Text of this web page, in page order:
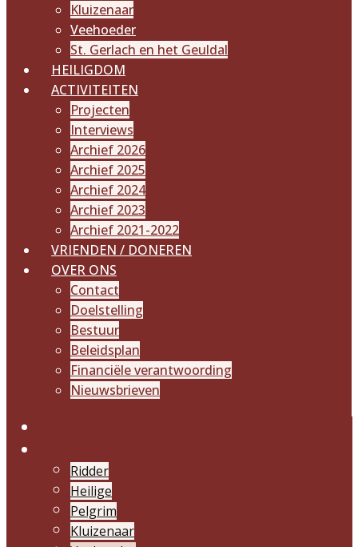
Kluizenaar
Veehoeder
St. Gerlach en het Geuldal
HEILIGDOM
ACTIVITEITEN
Projecten
Interviews
Archief 2026
Archief 2025
Archief 2024
Archief 2023
Archief 2021-2022
VRIENDEN / DONEREN
OVER ONS
Contact
Doelstelling
Bestuur
Beleidsplan
Financiële verantwoording
Nieuwsbrieven
Ridder
Heilige
Pelgrim
Kluizenaar